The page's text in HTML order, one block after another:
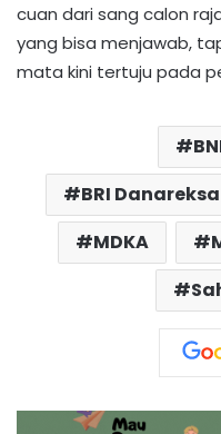
cuan dari sang calon
yang bisa menjawab,
mata kini tertuju pada
BRI
MDKA